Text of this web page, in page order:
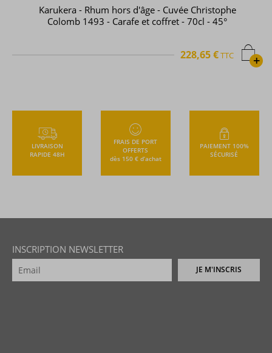
Karukera - Rhum hors d'âge - Cuvée Christophe
Colomb 1493 - Carafe et coffret - 70cl - 45°
+
228,65 €TTC
LIVRAISON
RAPIDE 48H
FRAIS DE PORT
OFFERTS
dès 150 € d’achat
PAIEMENT 100%
SÉCURISÉ
INSCRIPTION NEWSLETTER
JE M'INSCRIS